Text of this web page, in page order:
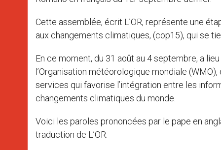
Cette assemblée, écrit L’OR, représente une
aux changements climatiques, (cop15), qui se
En ce moment, du 31 août au 4 septembre, a
l’Organisation météorologique mondiale
services qui favorise l’intégration entre les
changements climatiques du monde.
Voici les paroles prononcées par le pape en
traduction de L’OR.